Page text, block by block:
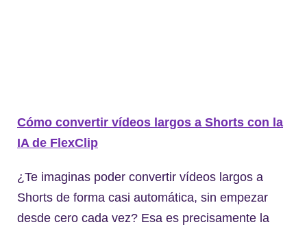
Cómo convertir vídeos largos a Shorts con la
IA de FlexClip
¿Te imaginas poder convertir vídeos largos a
Shorts de forma casi automática, sin empezar
desde cero cada vez? Esa es precisamente la